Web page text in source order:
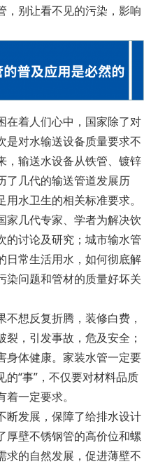
，别让看不见的污染，影响
在着人们心中，国家除了对
是对水输送设备质量要求不
，输送水设备从铁管、镀锌
了几代的输送管道发展历
水卫生的相关标准要求。
家几代专家、学者为解决饮
的讨论及研究；城市输水管
日常生活用水，如何彻底解
染问题和管材的质量好坏关
想反复折腾，装修白费，
，引发事故，危及安全；
身体健康。家装水管一定要
“事”，不仅要对材料品质
一定要求。
断发展，保障了给排水设计
厚壁不锈钢管的高价位和螺
求的自然发展，促进薄壁不